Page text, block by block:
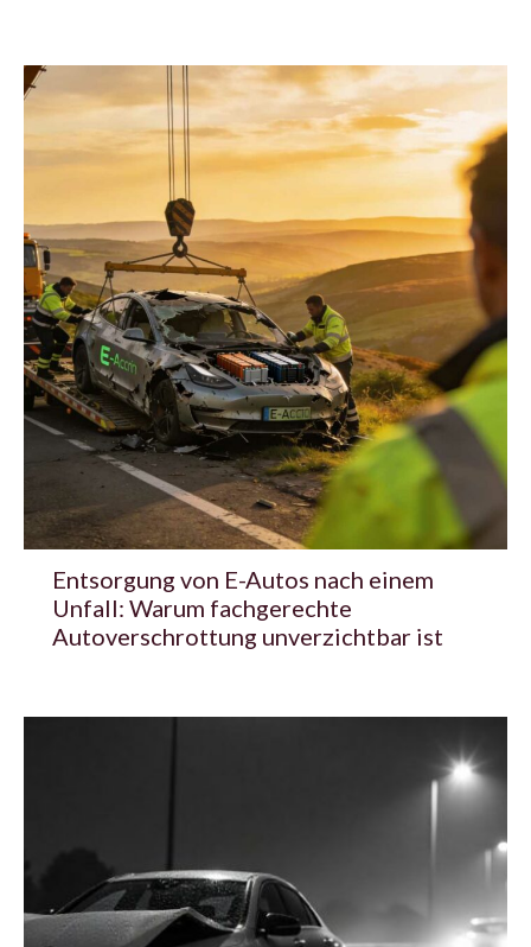
Entsorgung von E-Autos nach einem
Unfall: Warum fachgerechte
Autoverschrottung unverzichtbar ist